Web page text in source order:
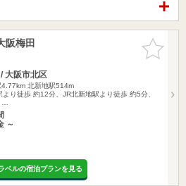
お気に入
りに追加
阪梅田
大阪市北区
4.77km 北新地駅514m
より徒歩 約12分、JR北新地駅より徒歩 約5分、
～
ベルの宿泊プランを見る